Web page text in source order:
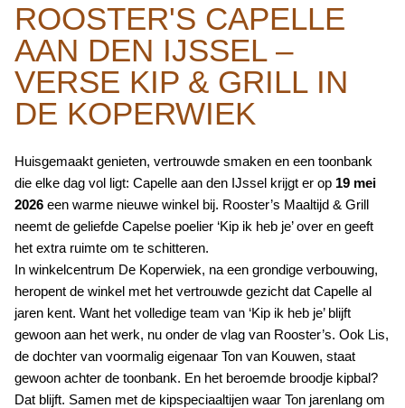
ROOSTER'S CAPELLE
AAN DEN IJSSEL –
VERSE KIP & GRILL IN
DE KOPERWIEK
Huisgemaakt genieten, vertrouwde smaken en een toonbank
die elke dag vol ligt: Capelle aan den IJssel krijgt er op 19 mei
2026 een warme nieuwe winkel bij. Rooster’s Maaltijd & Grill
neemt de geliefde Capelse poelier ‘Kip ik heb je’ over en geeft
het extra ruimte om te schitteren.
In winkelcentrum De Koperwiek, na een grondige verbouwing,
heropent de winkel met het vertrouwde gezicht dat Capelle al
jaren kent. Want het volledige team van ‘Kip ik heb je’ blijft
gewoon aan het werk, nu onder de vlag van Rooster’s. Ook Lis,
de dochter van voormalig eigenaar Ton van Kouwen, staat
gewoon achter de toonbank. En het beroemde broodje kipbal?
Dat blijft. Samen met de kipspeciaaltijen waar Ton jarenlang om